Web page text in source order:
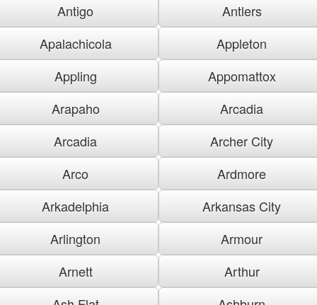
Antigo
Antlers
Apalachicola
Appleton
Appling
Appomattox
Arapaho
Arcadia
Arcadia
Archer City
Arco
Ardmore
Arkadelphia
Arkansas City
Arlington
Armour
Arnett
Arthur